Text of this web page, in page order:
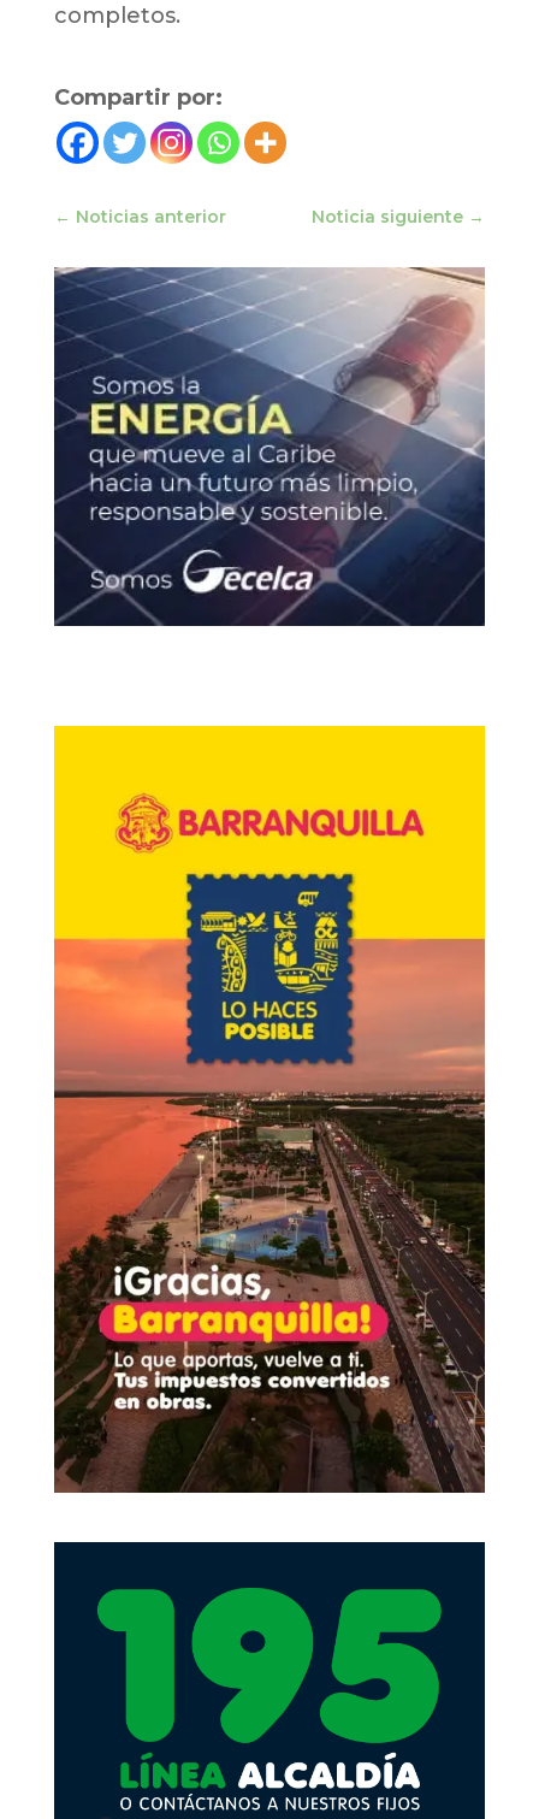
completos.
Compartir por:
← Noticias anterior Noticia siguiente →